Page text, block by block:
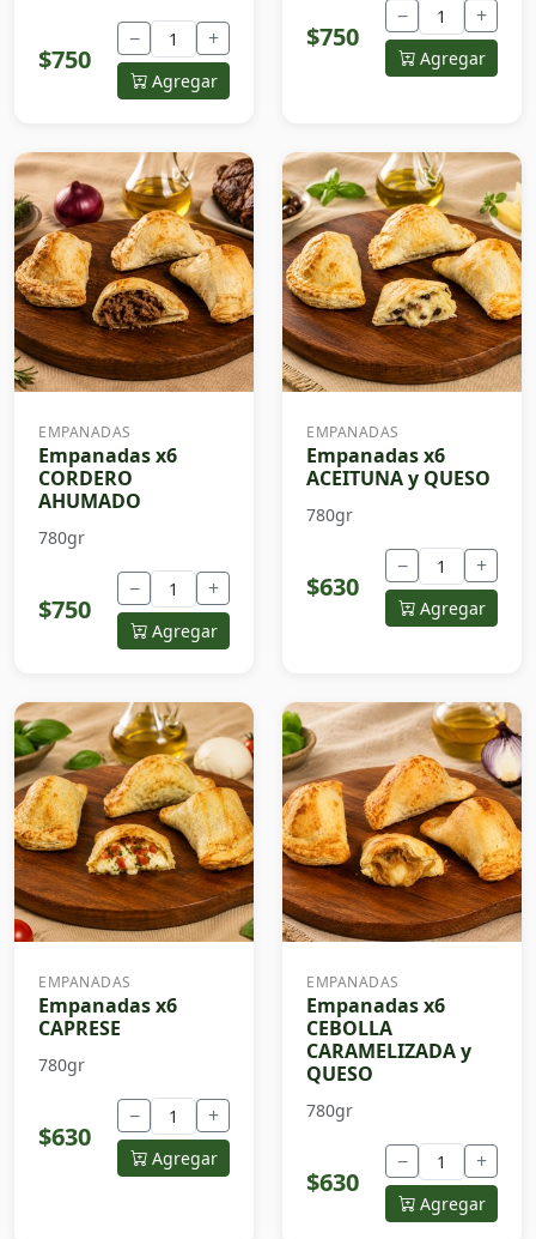
$750
− +
Agregar
$750
− +
Agregar
EMPANADAS
Empanadas x6
CORDERO
AHUMADO
780gr
$750
− +
Agregar
EMPANADAS
Empanadas x6
ACEITUNA y QUESO
780gr
$630
− +
Agregar
EMPANADAS
Empanadas x6
CAPRESE
780gr
$630
− +
Agregar
EMPANADAS
Empanadas x6
CEBOLLA
CARAMELIZADA y
QUESO
780gr
$630
− +
Agregar